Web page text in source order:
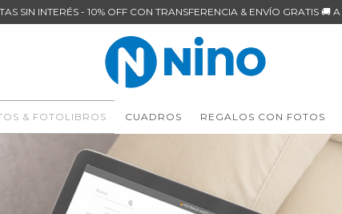
SIN INTERÉS - 10% OFF CON TRANSFERENCIA & ENVÍO GRATIS 🚚
& FOTOLIBROS CUADROS REGALOS CON FOTOS